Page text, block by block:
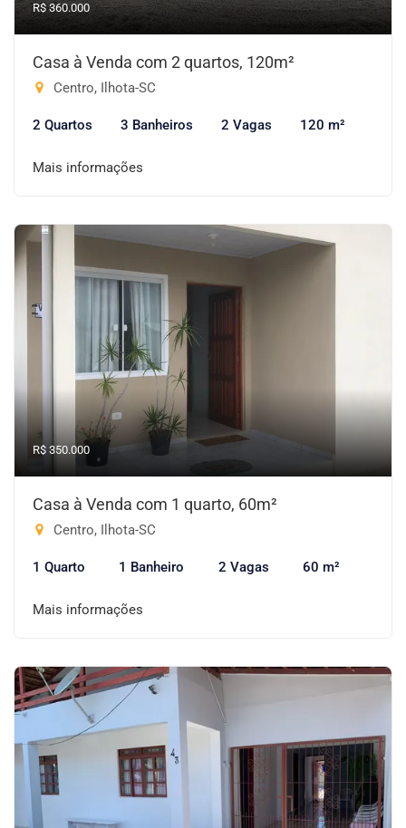
R$ 360.000
Casa à Venda com 2 quartos, 120m²
Centro, Ilhota-SC
2 Quartos 3 Banheiros 2 Vagas 120 m²
Mais informações
R$ 350.000
Casa à Venda com 1 quarto, 60m²
Centro, Ilhota-SC
1 Quarto 1 Banheiro 2 Vagas 60 m²
Mais informações